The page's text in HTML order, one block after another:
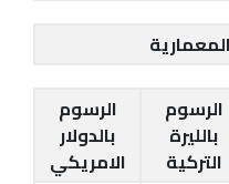
الرسوم
بالليرة
التركية
الرسوم
بالدولار
الامريكي